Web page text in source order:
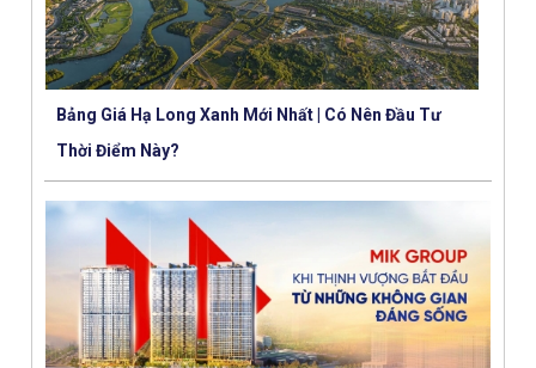
Bảng Giá Hạ Long Xanh Mới Nhất | Có Nên Đầu Tư
Thời Điểm Này?